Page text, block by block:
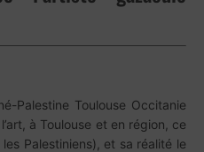
Palestine Toulouse Occitanie
à Toulouse et en région, ce
Palestiniens), et sa réalité le